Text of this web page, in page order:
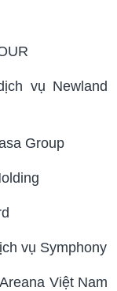
vụ Newland
Group
vụ Symphony
Việt Nam